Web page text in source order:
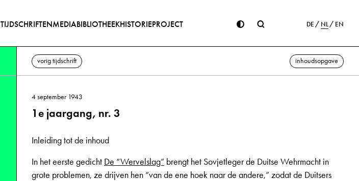
TIJDSCHRIFTENMEDIABIBLIOTHEEKHISTORIEPROJECT DE NL EN
vorig tijdschrift inhoudsopgave
4 september 1943
1e jaargang, nr. 3
Inleiding tot de inhoud
In het eerste gedicht De “Wervelslag” brengt het Sovjetleger de Duitse Wehrmacht in
grote problemen, ze drijven hen “van de ene hoek naar de andere,” zodat de Duitsers